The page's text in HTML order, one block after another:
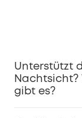
Unterstützt
Nachtsicht?
gibt es?